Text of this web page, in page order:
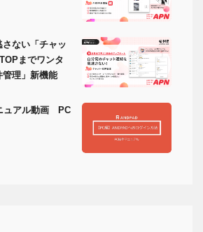
ない「チャッ
までワンタ
管理」新機能
ュアル動画 PC